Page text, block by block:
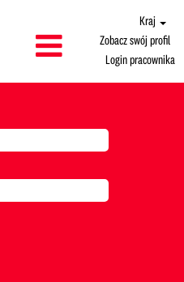
Kraj
Zobacz swój profil
Login pracownika